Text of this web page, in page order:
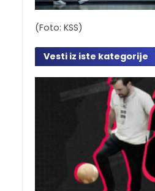
(Foto: KSS)
Vesti iz iste kategorije